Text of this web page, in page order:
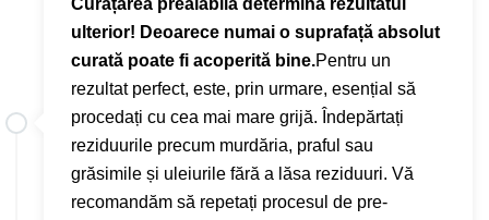
Curățarea prealabilă determină rezultatul
ulterior! Deoarece numai o suprafață absolut
curată poate fi acoperită bine.Pentru un
rezultat perfect, este, prin urmare, esențial să
procedați cu cea mai mare grijă. Îndepărtați
reziduurile precum murdăria, praful sau
grăsimile și uleiurile fără a lăsa reziduuri. Vă
recomandăm să repetați procesul de pre-